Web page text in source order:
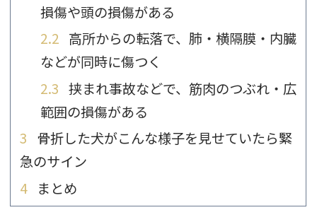
損傷や頭の損傷がある
2.2 高所からの転落で、肺・横隔膜・内臓
などが同時に傷つく
2.3 挟まれ事故などで、筋肉のつぶれ・広
範囲の損傷がある
3 骨折した犬がこんな様子を見せていたら緊
急のサイン
4 まとめ